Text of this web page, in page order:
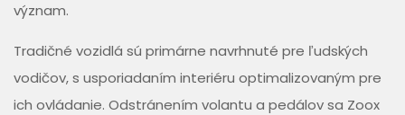
význam.
Tradičné vozidlá sú primárne navrhnuté pre ľudských
vodičov, s usporiadaním interiéru optimalizovaným pre
ich ovládanie. Odstránením volantu a pedálov sa Zoox